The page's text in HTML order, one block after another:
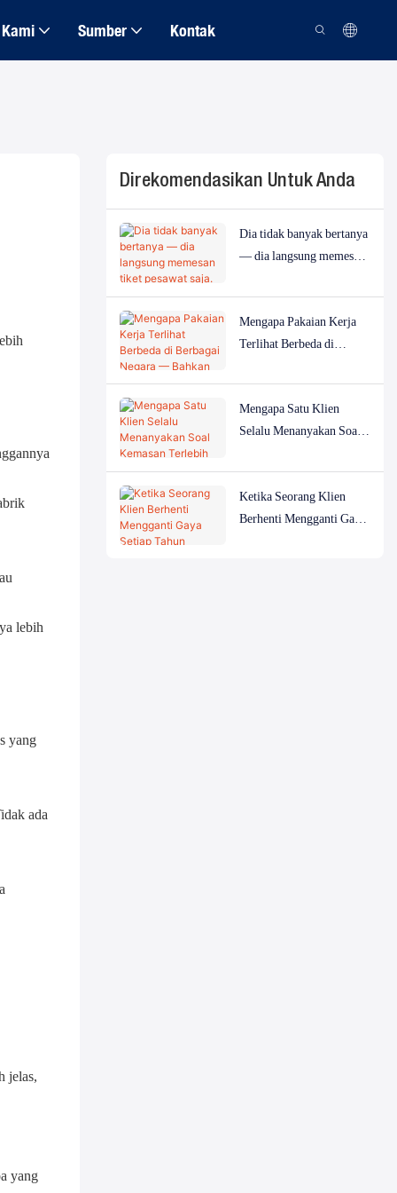
Sumber Kontak
lebih
yang
ada
jelas,
yang
Direkomendasikan Untuk Anda
Dia tidak banyak bertanya
— dia langsung memesan
Mengapa Pakaian Kerja
Terlihat Berbeda di
Bahkan untuk Industri
yang Sama
Mengapa Satu Klien
Selalu Menanyakan Soal
Ketika Seorang Klien
Berhenti Mengganti Gaya